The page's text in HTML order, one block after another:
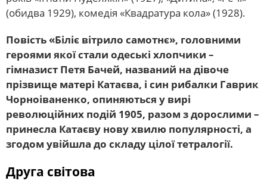
(обидва 1929), комедія «Квадратура кола» (1928).
Повість «Біліє вітрило самотнє», головними
героями якої стали одеські хлопчики –
гімназист Петя Бачей, названий на дівоче
прізвище матері Катаєва, і син рибалки Гаврик
Чорноіваненко, опиняються у вирі
революційних подій 1905, разом з дорослими –
принесла Катаєву нову хвилю популярності, а
згодом увійшла до складу цілої тетралогії.
Друга світова